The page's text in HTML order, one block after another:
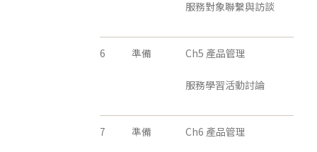
服務對象聯繫與訪談
6 準備 Ch5 產品管理
服務學習活動討論
7 準備 Ch6 產品管理